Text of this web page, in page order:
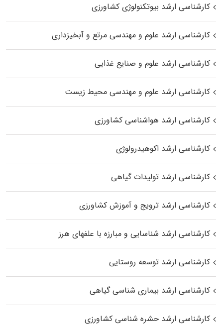
کارشناسی ارشد بیوتکنولوژی کشاورزی
کارشناسی ارشد علوم و مهندسی مرتع و آبخیزداری
کارشناسی ارشد علوم و صنایع غذایی
کارشناسی ارشد علوم و مهندسی محیط زیست
کارشناسی ارشد هواشناسی کشاورزی
کارشناسی ارشد اکوهیدرولوژی
کارشناسی ارشد تولیدات گیاهی
کارشناسی ارشد ترویج و آموزش کشاورزی
کارشناسی ارشد شناسایی و مبارزه با علفهای هرز
کارشناسی ارشد توسعه روستایی
کارشناسی ارشد بیماری‌ شناسی گیاهی
کارشناسی ارشد حشره‌ شناسی کشاورزی